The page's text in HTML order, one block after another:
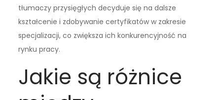
tłumaczy przysięgłych decyduje się na dalsze
kształcenie i zdobywanie certyfikatów w zakresie
specjalizacji, co zwiększa ich konkurencyjność na
rynku pracy.
Jakie są różnice